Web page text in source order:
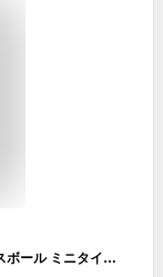
liuzhuo ピラティス ヨガボール 25cm 3色 バランスボール ミニタイプ 厚い ヨガボール ピラティスボール 耐荷重100KG ストレス解消 筋トレストレッチ バレートレーニング ヨガ 椅子 腰痛防止 関節保護 (パープル)